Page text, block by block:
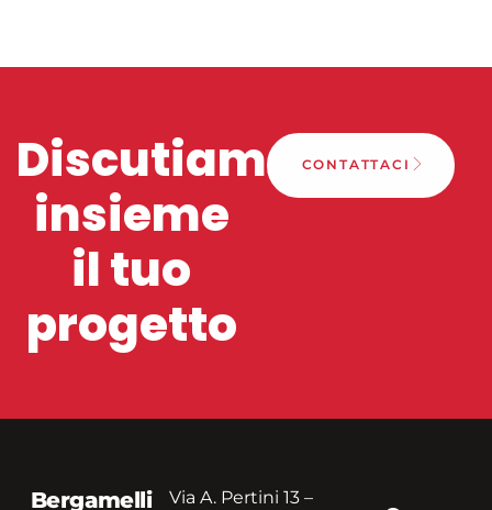
Discutiamo
insieme
il tuo
progetto
CONTATTACI
Bergamelli Via A. Pertini 13 –